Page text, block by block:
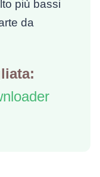
più bassi
da